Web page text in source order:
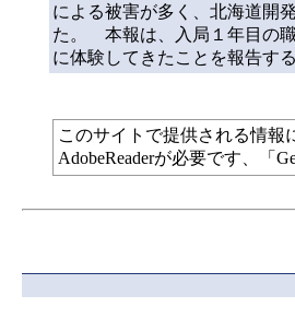
による被害が多く、北海道開
た。 本報は、入局１年目の
に体験してきたことを報告す
このサイトで提供される情報
AdobeReaderが必要です、「